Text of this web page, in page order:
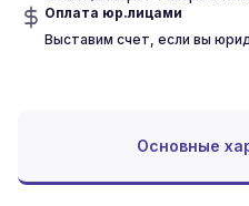
Оплата юр.лицами
Выставим счет, если вы
Основные